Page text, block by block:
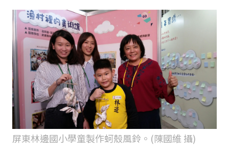
屏東林邊國小學童製作蚵殼風鈴。(陳國維 攝)